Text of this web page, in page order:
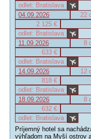
odlet: Bratislava
04.09.2026
22
2 125 €
odlet: Bratislava
11.09.2026
8
633 €
odlet: Bratislava
14.09.2026
12
818 €
odlet: Bratislava
18.09.2026
8
632 €
odlet: Bratislava
Príjemný hotel sa
výhľadom na Myší ostrov